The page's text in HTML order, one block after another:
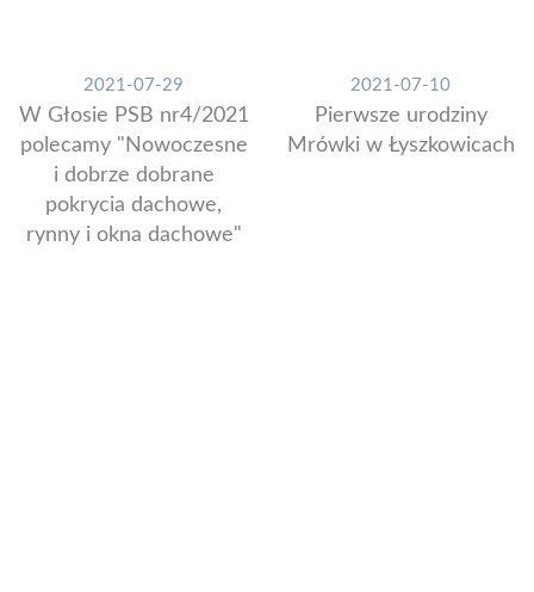
2021-07-29
W Głosie PSB nr4/2021
polecamy "Nowoczesne
i dobrze dobrane
pokrycia dachowe,
rynny i okna dachowe"
2021-07-10
Pierwsze urodziny
Mrówki w Łyszkowicach